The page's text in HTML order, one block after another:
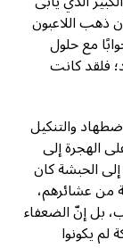
ذهب اللاعبون
مع حلول
فلقد كانت
والتنكيل
الهجرة إلى
الحبشة كان
من عشائرهم،
بل إنّ الضعفاء
يكونوا